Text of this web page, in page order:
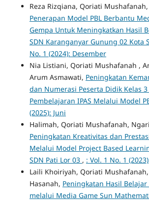
Reza Rizqiana, Qoriati
Penerapan Model PBL Berbantu
Gempa Untuk Meningkatkan Hasil
SDN Karanganyar Gunung 02 Kota
No. 1 (2024): Desember
Nia Listiani, Qoriati Mushafanah ,
Arum Asmawati, Peningkatan
dan Numerasi Peserta Didik Kelas 3
Pembelajaran IPAS Melalui Model
(2025): Juni
Halimah, Qoriati Mushafanah,
Peningkatan Kreativitas dan
Melalui Model Project Based
SDN Pati Lor 03 , : Vol. 1 No. 1
Laili Khoiriyah, Qoriati
Hasanah, Peningkatan Hasil
melalui Media Game Sun